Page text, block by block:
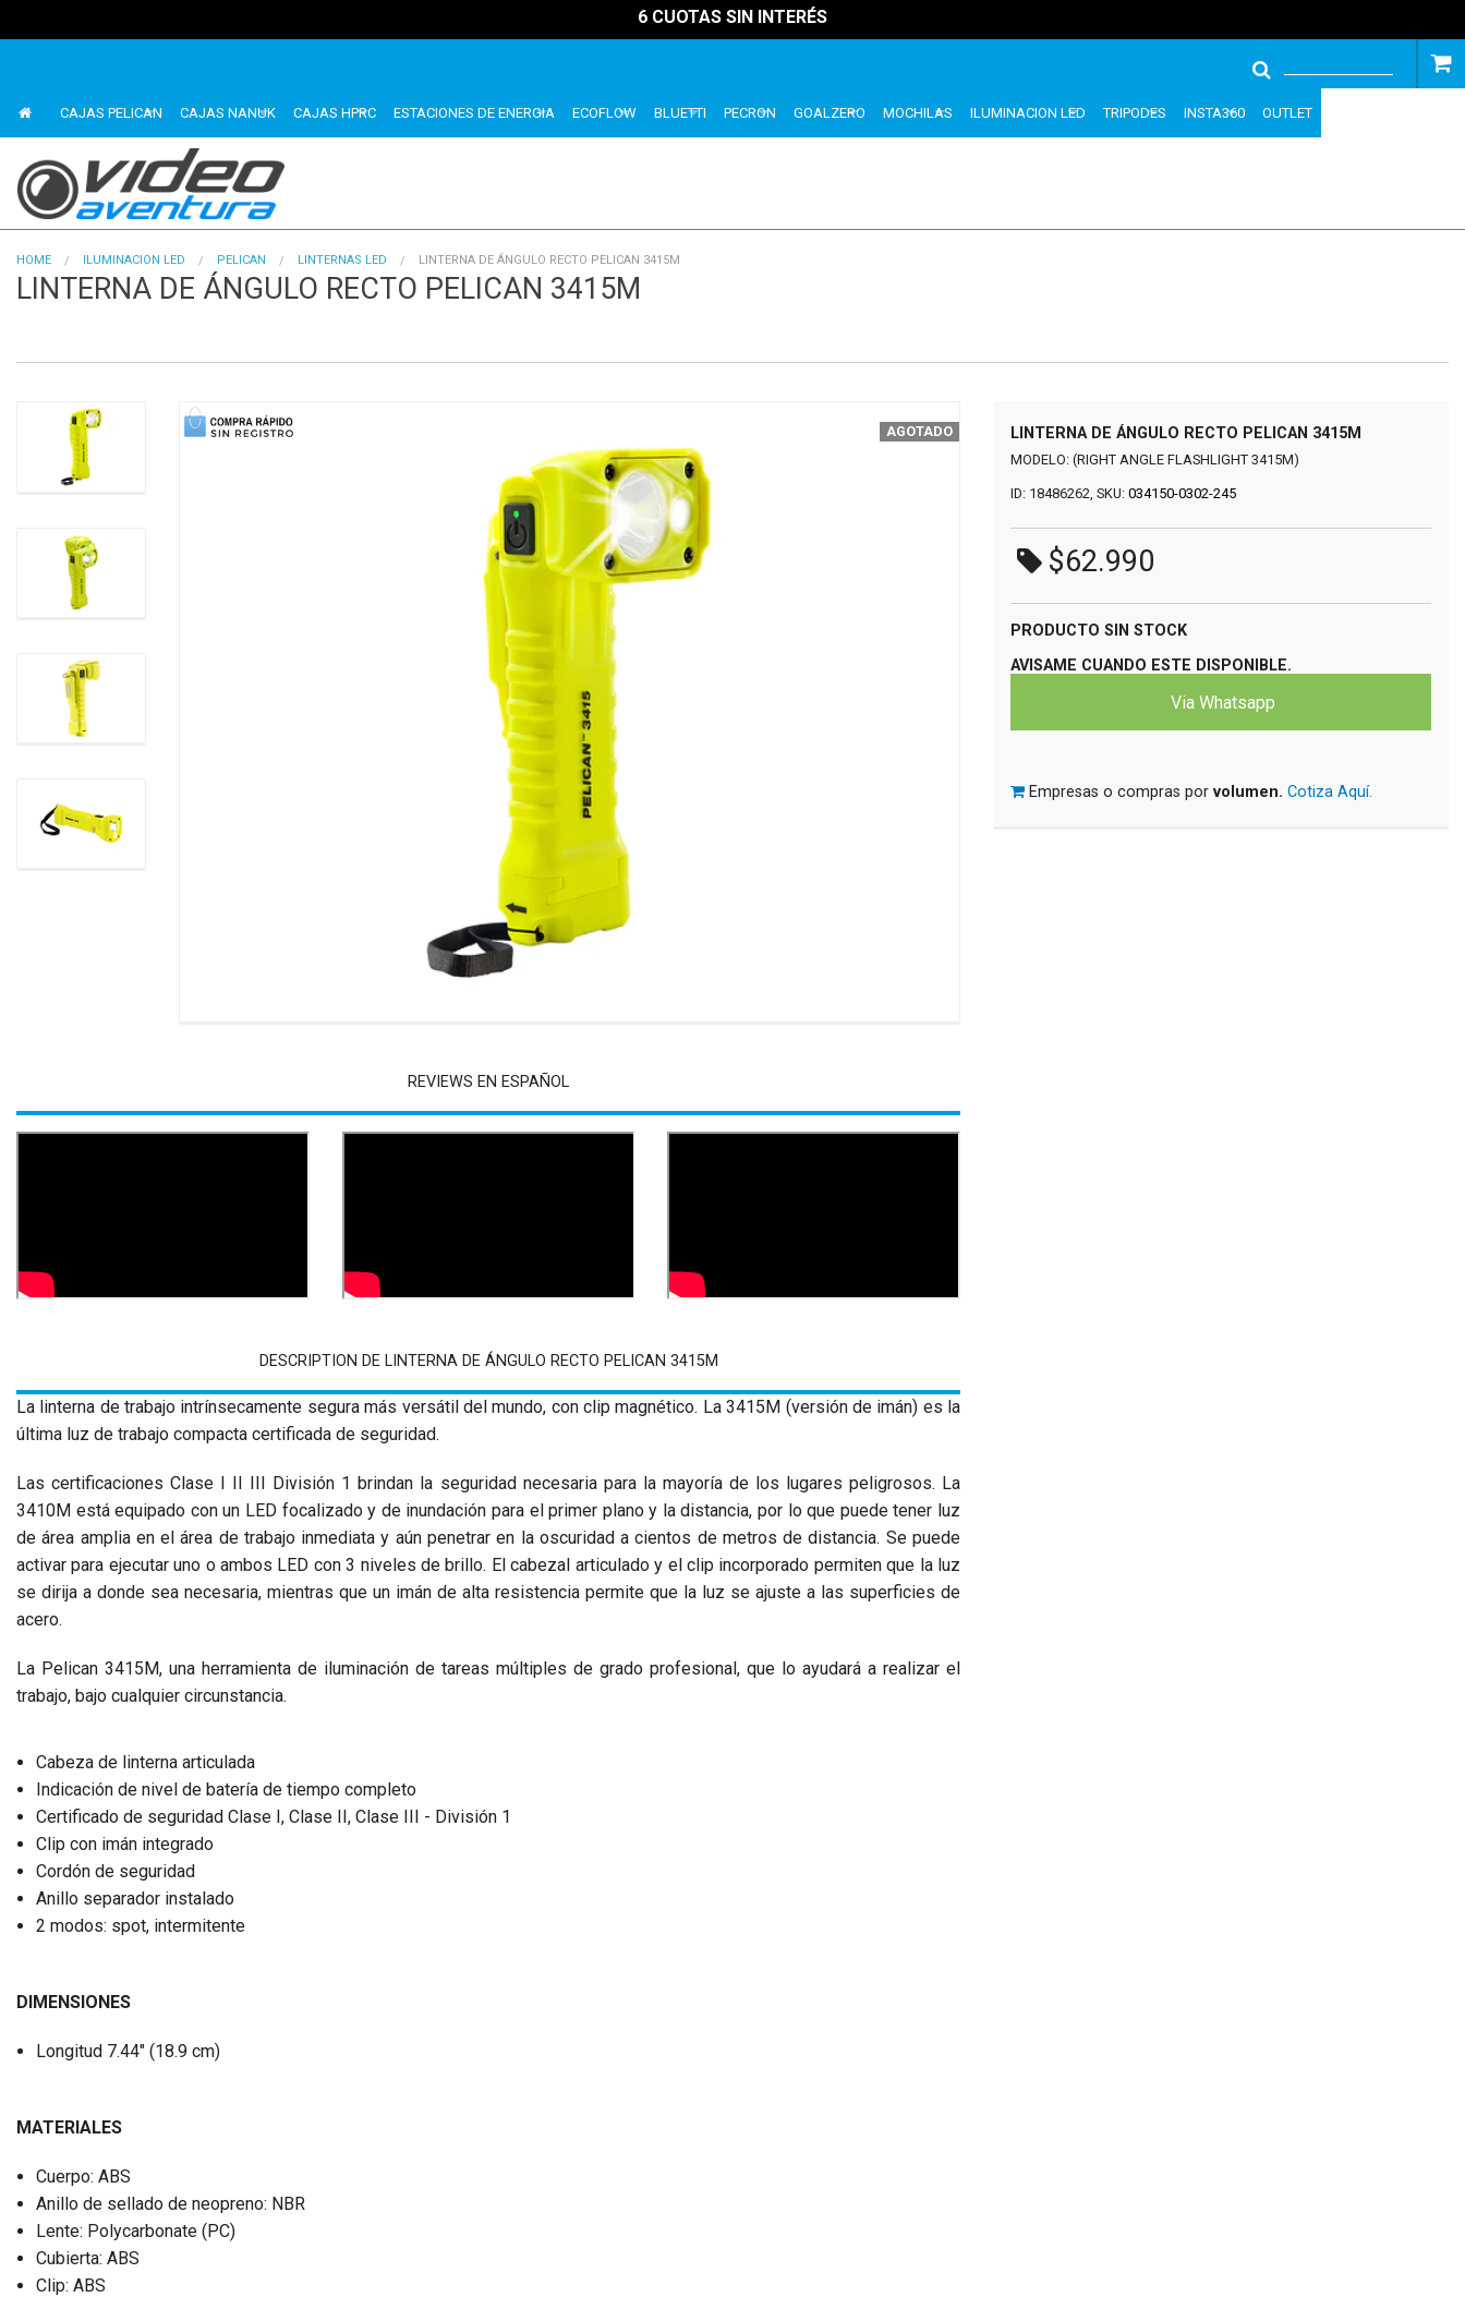
6 CUOTAS SIN INTERÉS
CAJAS PELICAN CAJAS NANUK CAJAS HPRC ESTACIONES DE ENERGIA ECOFLOW BLUETTI PECRON GOALZERO MOCHILAS ILUMINACION LED TRIPODES INSTA360 OUTLET
HOME ILUMINACION LED PELICAN LINTERNAS LED LINTERNA DE ÁNGULO RECTO PELICAN 3415M
LINTERNA DE ÁNGULO RECTO PELICAN 3415M
AGOTADO
1 of 4
REVIEWS EN ESPAÑOL
DESCRIPTION DE LINTERNA DE ÁNGULO RECTO PELICAN 3415M
La linterna de trabajo intrínsecamente segura más versátil del mundo, con clip magnético. La 3415M (versión de imán) es la
última luz de trabajo compacta certificada de seguridad.
Las certificaciones Clase I II III División 1 brindan la seguridad necesaria para la mayoría de los lugares peligrosos. La
3410M está equipado con un LED focalizado y de inundación para el primer plano y la distancia, por lo que puede tener luz
de área amplia en el área de trabajo inmediata y aún penetrar en la oscuridad a cientos de metros de distancia. Se puede
activar para ejecutar uno o ambos LED con 3 niveles de brillo. El cabezal articulado y el clip incorporado permiten que la luz
se dirija a donde sea necesaria, mientras que un imán de alta resistencia permite que la luz se ajuste a las superficies de
acero.
La Pelican 3415M, una herramienta de iluminación de tareas múltiples de grado profesional, que lo ayudará a realizar el
trabajo, bajo cualquier circunstancia.
Cabeza de linterna articulada
Indicación de nivel de batería de tiempo completo
Certificado de seguridad Clase I, Clase II, Clase III - División 1
Clip con imán integrado
Cordón de seguridad
Anillo separador instalado
2 modos: spot, intermitente
DIMENSIONES
Longitud 7.44" (18.9 cm)
MATERIALES
Cuerpo: ABS
Anillo de sellado de neopreno: NBR
Lente: Polycarbonate (PC)
Cubierta: ABS
Clip: ABS
LINTERNA DE ÁNGULO RECTO PELICAN 3415M
MODELO: (RIGHT ANGLE FLASHLIGHT 3415M)
ID: 18486262, SKU: 034150-0302-245
$62.990
PRODUCTO SIN STOCK
AVISAME CUANDO ESTE DISPONIBLE.
Via Whatsapp
Empresas o compras por volumen. Cotiza Aquí.